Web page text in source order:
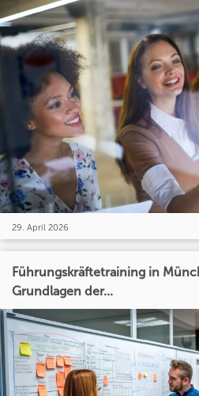
29. April 2026
Führungskräftetraining in
Grundlagen der...